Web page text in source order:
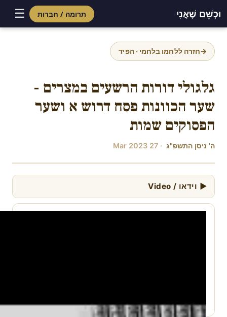
וּכְשֵׁם שֶׁאֲנִי תרומה / חברות ☰
→חזרה ללחמו בלחמי · הפיד
גלגולי דורות הרשעים במצרים -
שער הכוונות פסח דרוש א ושער
הפסוקים שמות
ה' ניסן התשפ"ג · 27 Mar 2023
▶ וידאו / Video